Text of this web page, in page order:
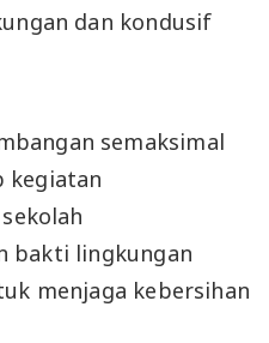
dan kondusif
semaksimal
kegiatan
bakti lingkungan
menjaga kebersihan